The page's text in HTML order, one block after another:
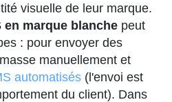
visuelle de leur marque.
en marque blanche peut
: pour envoyer des
manuellement et
automatisés (l'envoi est
du client). Dans